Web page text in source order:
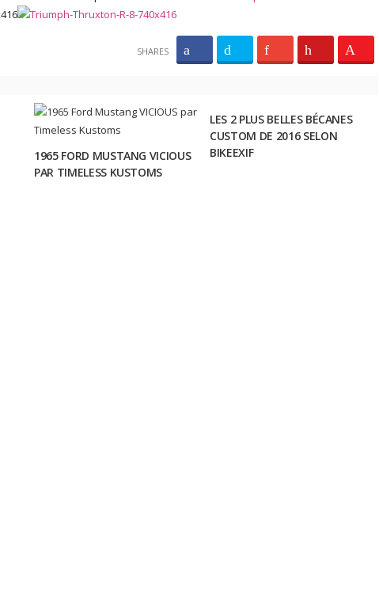
SHARES
1965 FORD MUSTANG VICIOUS
PAR TIMELESS KUSTOMS
LES 2 PLUS BELLES BÉCANES
CUSTOM DE 2016 SELON
BIKEEXIF